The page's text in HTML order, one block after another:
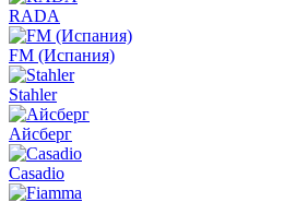
RADA
FM (Испания)
Stahler
Айсберг
Casadio